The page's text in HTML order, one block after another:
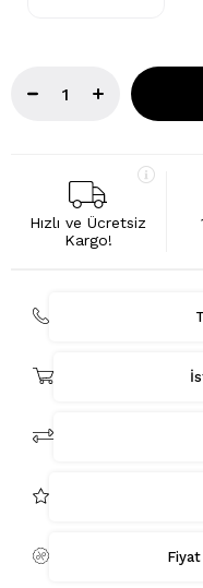
Hızlı ve Ücretsiz
Kargo!